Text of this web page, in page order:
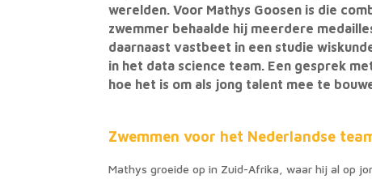
werelden. Voor Mathys Goosen is die
zwemmer behaalde hij meerdere
daarnaast vastbeet in een studie
in het data science team. Een gesprek
hoe het is om als jong talent mee te
Zwemmen voor het Nederlandse
Mathys groeide op in Zuid-Afrika, waar hij al op